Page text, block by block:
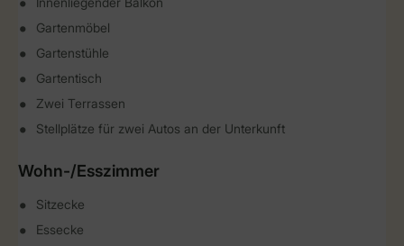
Gartenmöbel
Gartenstühle
Gartentisch
Zwei Terrassen
Stellplätze für zwei Autos an der Unterkunft
Wohn-/Esszimmer
Sitzecke
Essecke